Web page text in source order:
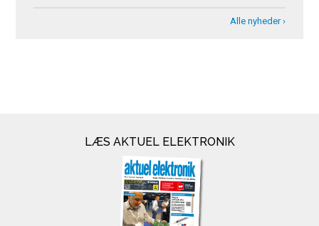
Alle nyheder ›
LÆS AKTUEL ELEKTRONIK